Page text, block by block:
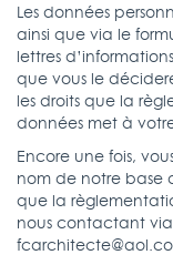
Les données
ainsi que via le
lettres
que vous le
les droits que la
données met à
Encore une fois,
nom de notre base
que la
nous contactant